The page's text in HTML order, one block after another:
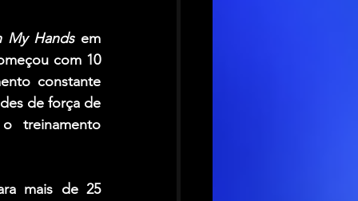
My Hands em
com 10
constante
de força de
treinamento
mais de 25